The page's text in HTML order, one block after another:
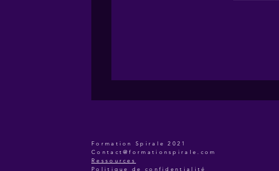
Formation Spirale 2021
Contact@formationspirale.com
Ressources
Politique de confidentialité